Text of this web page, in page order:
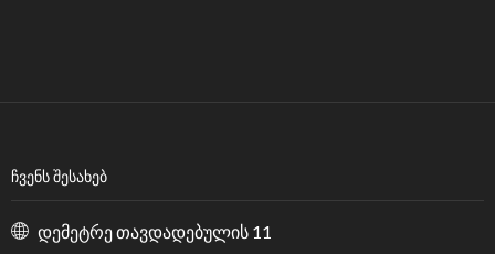
ᲩᲕᲔᲜᲡ ᲨᲔᲡᲐᲮᲔᲑ
დემეტრე თავდადებულის 11